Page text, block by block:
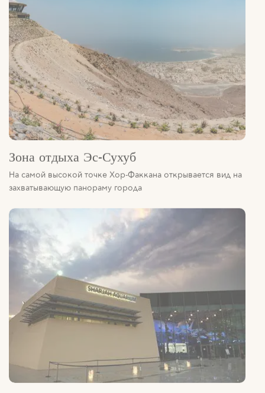
Зона отдыха Эс-Сухуб
На самой высокой точке Хор-Факкана открывается вид на
Аквариум Шарджи
Более 150 видов морских животных